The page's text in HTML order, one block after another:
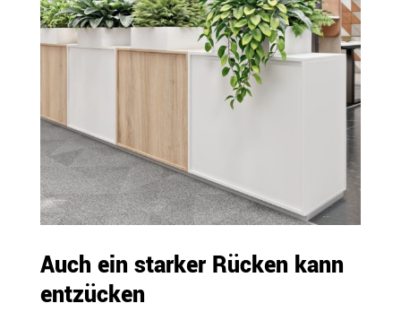
Auch ein starker Rücken kann
entzücken